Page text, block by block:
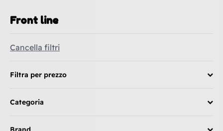
Front line
Cancella filtri
Filtra per prezzo
Categoria